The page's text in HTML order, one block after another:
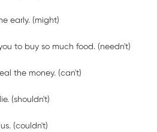
early. (might)
to buy so much food. (needn't)
the money. (can't)
(shouldn't)
(couldn't)